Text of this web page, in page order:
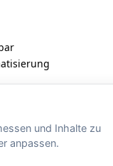
IT PL
und Inhalte zu
anpassen.